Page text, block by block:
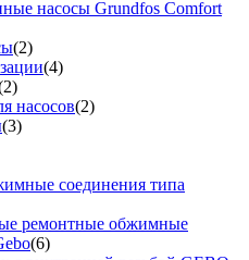
насосы Grundfos Comfort
(2)
(4)
насосов(2)
(3)
соединения типа
ремонтные обжимные
(6)